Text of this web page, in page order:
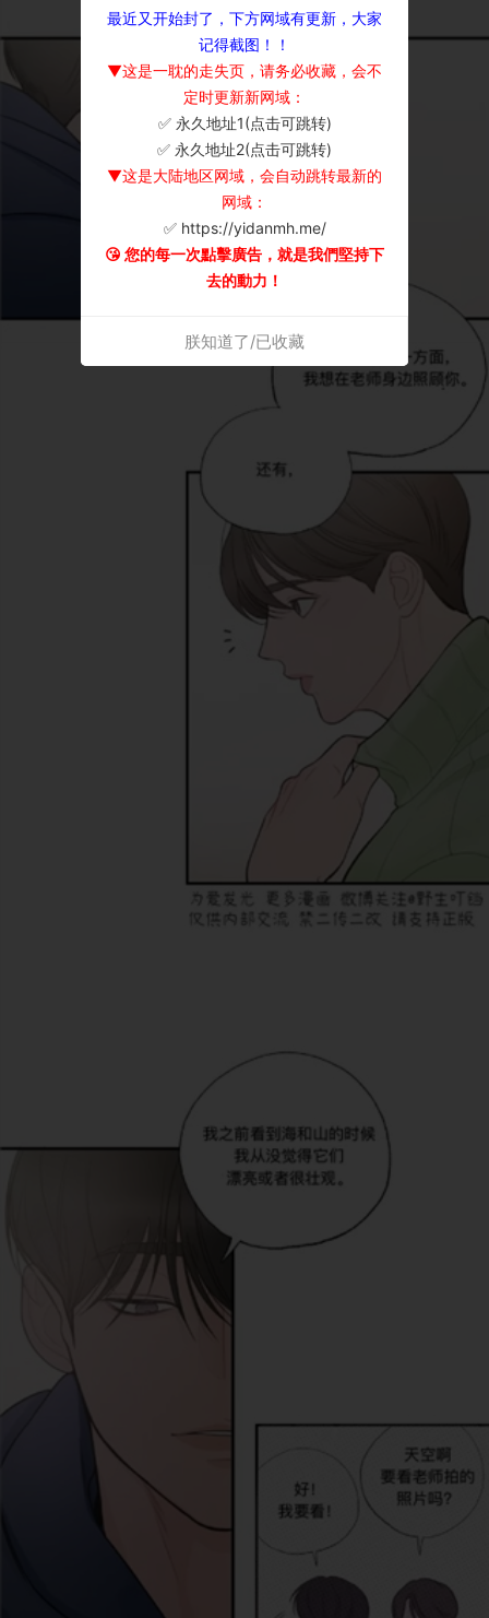
最近又开始封了，下方网域有更新，大家
记得截图！！
▼这是一耽的走失页，请务必收藏，会不
定时更新新网域：
✅ 永久地址1(点击可跳转)
✅ 永久地址2(点击可跳转)
▼这是大陆地区网域，会自动跳转最新的
网域：
✅ https://yidanmh.me/
😘 您的每一次點擊廣告，就是我們堅持下
去的動力！
朕知道了/已收藏